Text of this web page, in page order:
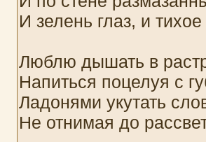
И зелень глаз, и
Люблю дышать в
Напиться поцелуя с
Ладонями укутать
Не отнимая до